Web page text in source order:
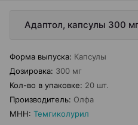
Адаптол, капсулы 300
Форма выпуска: Капсулы
Дозировка: 300 мг
Кол-во в упаковке: 20 шт.
Производитель: Олфа
МНН: Темгиколурил